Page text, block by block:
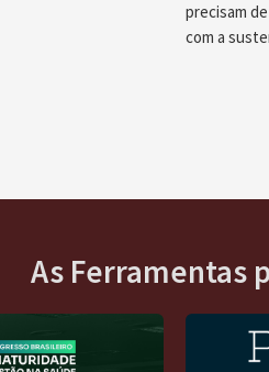
precisam
com a
As Ferramentas